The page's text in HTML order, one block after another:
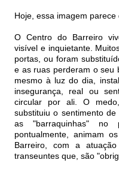
Hoje, essa imagem parece
O Centro do Barreiro
visível e inquietante.
portas, ou foram
e as ruas perderam o seu
mesmo à luz do dia,
insegurança, real ou
circular por ali. O
substituiu o sentimento
as "barraquinhas" no
pontualmente, animam
Barreiro, com a
transeuntes que, são